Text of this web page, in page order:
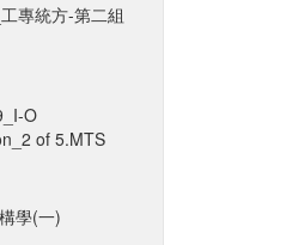
專統方-第二組
O
of 5.MTS
學(一)